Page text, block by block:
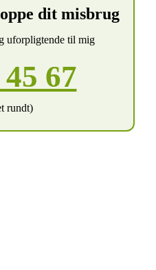
dit misbrug
uforpligtende til mig
67
rundt)